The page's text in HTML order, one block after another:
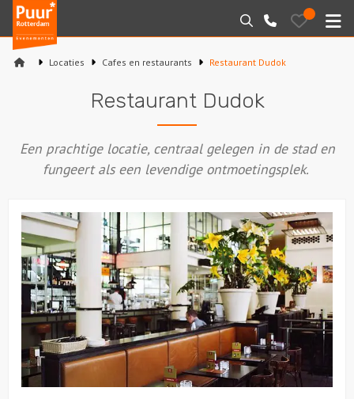
Puur*
Rotterdam
bedrijfsuitjes
Zoeken
010-
7271205
Bewaarde
uitjes
Varen
Workshops
Rondleidingen
Locaties
Feesten
Over ons
Locaties Cafes en restaurants Restaurant Dudok
Restaurant Dudok
Een prachtige locatie, centraal gelegen in de stad en
fungeert als een levendige ontmoetingsplek.